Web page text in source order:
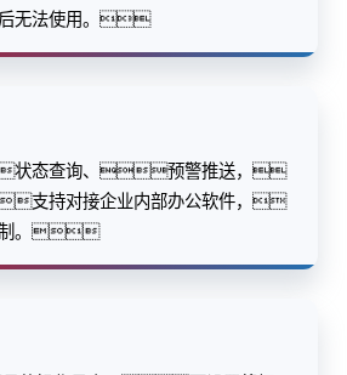
无法使用。
状态查询、预警推送，
支持对接企业内部办公软件，
制。